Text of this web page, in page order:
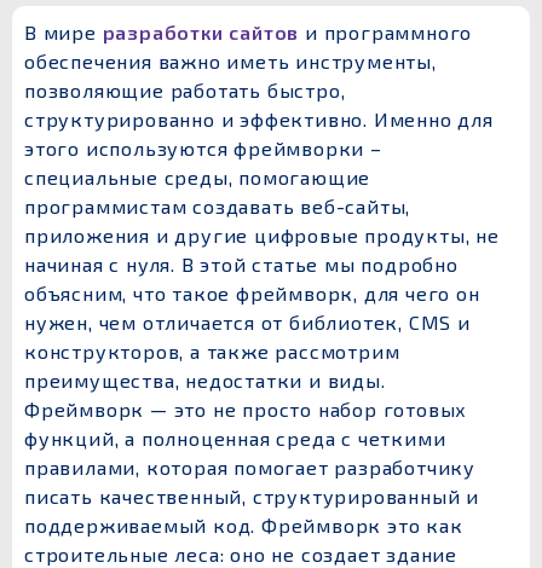
В мире разработки сайтов и программного
обеспечения важно иметь инструменты,
позволяющие работать быстро,
структурированно и эффективно. Именно для
этого используются фреймворки –
специальные среды, помогающие
программистам создавать веб-сайты,
приложения и другие цифровые продукты, не
начиная с нуля. В этой статье мы подробно
объясним, что такое фреймворк, для чего он
нужен, чем отличается от библиотек, CMS и
конструкторов, а также рассмотрим
преимущества, недостатки и виды.
Фреймворк — это не просто набор готовых
функций, а полноценная среда с четкими
правилами, которая помогает разработчику
писать качественный, структурированный и
поддерживаемый код. Фреймворк это как
строительные леса: оно не создает здание